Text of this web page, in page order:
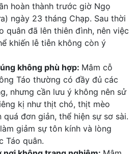
hoàn thành trước giờ Ngọ
ngày 23 tháng Chạp. Sau thời
quân đã lên thiên đình, nên việc
khiến lễ tiễn không còn ý
không phù hợp: Mâm cỗ
Táo thường có đầy đủ các
nhưng cần lưu ý không nên sử
kị như thịt chó, thịt mèo
quá đơn giản, thể hiện sự sơ sài.
giảm sự tôn kính và lòng
Táo quân.